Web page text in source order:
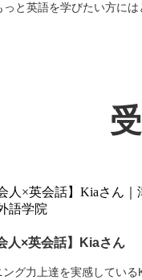
と英語を学びたい方には
人×英会話】Kiaさん
ング力上達を実感している